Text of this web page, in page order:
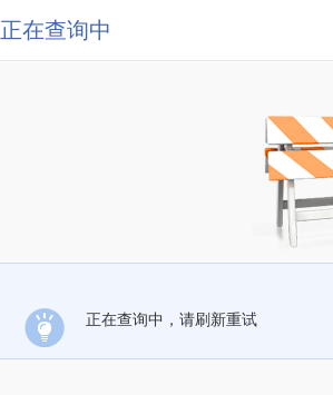
正在查询中
正在查询中，请刷新重试